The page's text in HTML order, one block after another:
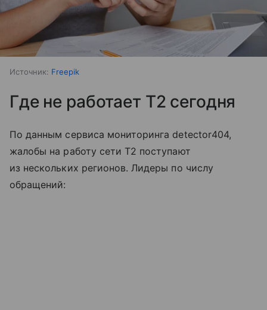
Источник: Freepik
Где не работает T2 сегодня
По данным сервиса мониторинга detector404,
жалобы на работу сети T2 поступают
из нескольких регионов. Лидеры по числу
обращений: